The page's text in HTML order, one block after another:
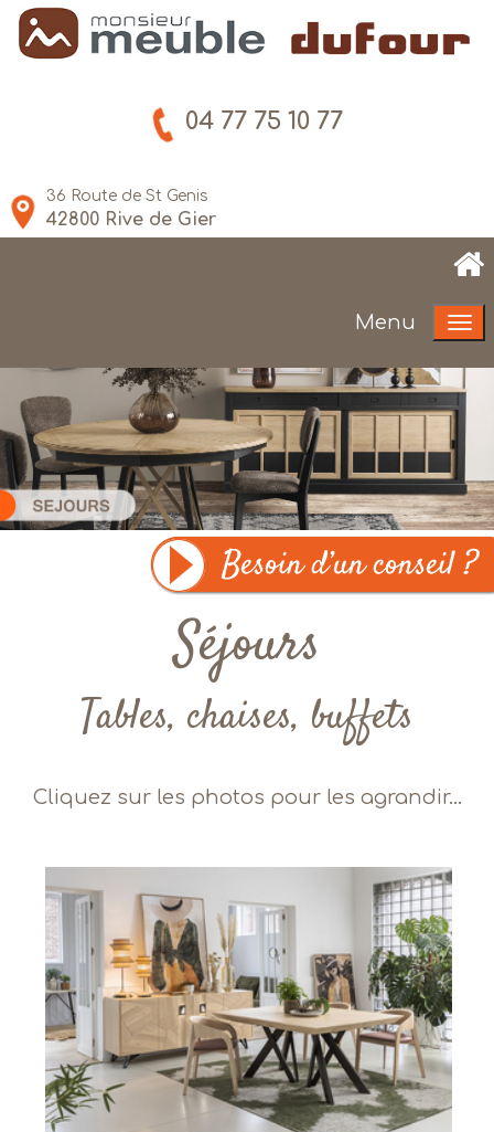
04 77 75 10 77
36 Route de St Genis
42800 Rive de Gier
Menu
Séjours
Tables, chaises, buffets
Cliquez sur les photos pour les agrandir...